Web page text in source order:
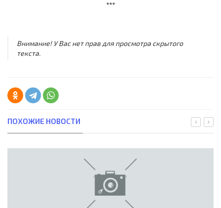
***
Внимание! У Вас нет прав для просмотра скрытого
текста.
ПОХОЖИЕ НОВОСТИ